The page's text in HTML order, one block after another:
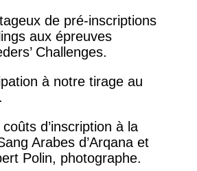
de pré-inscriptions
aux épreuves
Challenges.
à notre tirage au
d’inscription à la
Arabes d’Arqana et
Polin, photographe.